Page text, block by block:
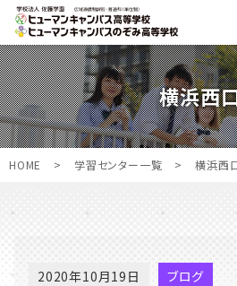
横浜西
HOME > 学習センター一覧 > 横浜西
2020年10月19日 ブログ